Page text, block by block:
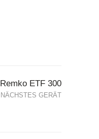
Remko ETF 300
NÄCHSTES GERÄT